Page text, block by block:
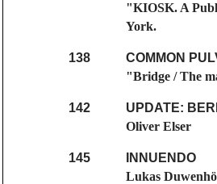
"KIOSK. A
York.
138
COMMON
"Bridge / The
142
UPDATE:
Oliver Elser
145
INNUENDO
Lukas